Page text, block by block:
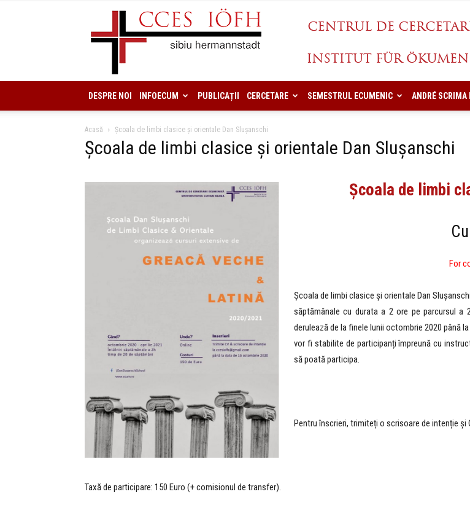
DESPRE NOI INFOECUM PUBLICAȚII CERCETARE SEMESTRUL ECUMENIC ANDRÉ SCRIMA
Acasă Școala de limbi clasice și orientale Dan Slușanschi
Școala de limbi clasice și orientale Dan Slușanschi
Școala de limbi
For
Școala de limbi clasice și orientale Dan
săptămânale cu durata a 2 ore pe parcursul
derulează de la finele lunii octombrie 2020 până
vor fi stabilite de participanți împreună cu
să poată participa.
Pentru înscrieri, trimiteți o scrisoare de intenție și
Taxă de participare: 150 Euro (+ comisionul de transfer).